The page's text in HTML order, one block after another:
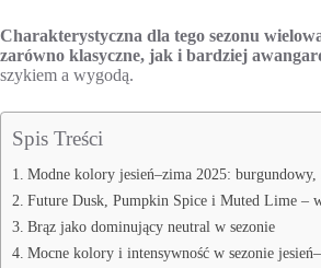
Charakterystyczna dla tego sezonu
zarówno klasyczne, jak i bardziej
szykiem a wygodą.
Spis Treści
Modne kolory jesień–zima 2025:
Future Dusk, Pumpkin Spice i Muted Lime –
Brąz jako dominujący neutral w sezonie
Mocne kolory i intensywność w sezonie